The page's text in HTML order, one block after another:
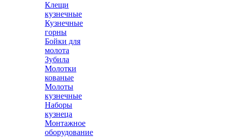
Клещи
кузнечные
Кузнечные
горны
Бойки для
молота
Зубила
Молотки
кованые
Молоты
кузнечные
Наборы
кузнеца
Монтажное
оборудование